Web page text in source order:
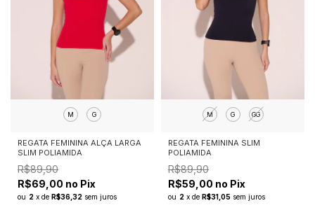
M G
REGATA FEMININA ALÇA LARGA
SLIM POLIAMIDA
R$89,90
R$69,00 no Pix
ou 2 x de R$36,32 sem juros
M G GG
REGATA FEMININA SLIM
POLIAMIDA
R$89,90
R$59,00 no Pix
ou 2 x de R$31,05 sem juros